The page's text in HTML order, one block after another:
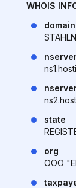
WHOIS
domain
state
org
OOO